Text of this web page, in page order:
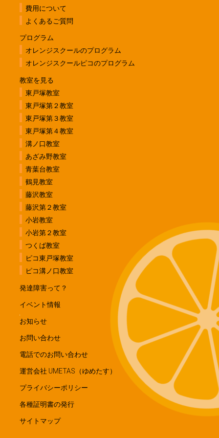
費用について
よくあるご質問
プログラム
オレンジスクールのプログラム
オレンジスクールピコのプログラム
教室を見る
東戸塚教室
東戸塚第２教室
東戸塚第３教室
東戸塚第４教室
溝ノ口教室
あざみ野教室
青葉台教室
鶴見教室
藤沢教室
藤沢第２教室
小岩教室
小岩第２教室
つくば教室
ピコ東戸塚教室
ピコ溝ノ口教室
発達障害って？
イベント情報
お知らせ
お問い合わせ
電話でのお問い合わせ
運営会社 UMETAS（ゆめたす）
プライバシーポリシー
各種証明書の発行
サイトマップ